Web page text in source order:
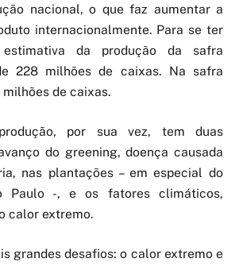
nacional, o que faz aumentar a
internacionalmente. Para se ter
da produção da safra
228 milhões de caixas. Na safra
de caixas.
por sua vez, tem duas
do greening, doença causada
nas plantações – em especial do
Paulo -, e os fatores climáticos,
calor extremo.
grandes desafios: o calor extremo e